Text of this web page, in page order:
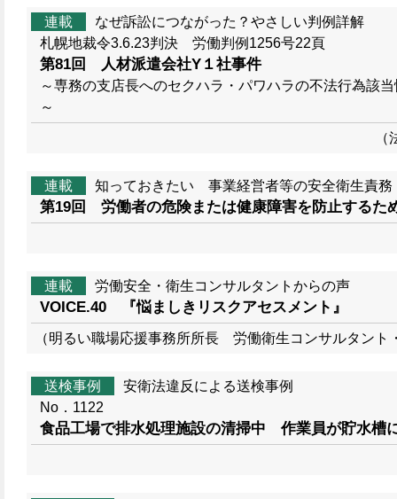
連載
なぜ訴訟につながった？やさしい判例詳解
札幌地裁令3.6.23判決 労働判例1256号22頁
第81回 人材派遣会社Y１社事件
～専務の支店長へのセクハラ・パワハラの不法行為該
～
連載 知っておきたい 事業経営者等の安全衛生責務
第19回 労働者の危険または健康障害を防止するた
連載 労働安全・衛生コンサルタントからの声
VOICE.40 『悩ましきリスクアセスメント』
（明るい職場応援事務所所長 労働衛生コンサルタン
送検事例
安衛法違反による送検事例
No．1122
食品工場で排水処理施設の清掃中 作業員が貯水槽